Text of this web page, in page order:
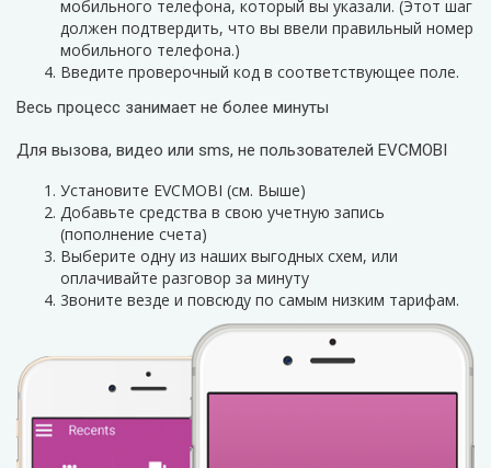
мобильного телефона, который вы указали. (Этот шаг
должен подтвердить, что вы ввели правильный номер
мобильного телефона.)
Введите проверочный код в соответствующее поле.
Весь процесс занимает не более минуты
Для вызова, видео или sms, не пользователей EVCMOBI
Установите EVCMOBI (см. Выше)
Добавьте средства в свою учетную запись
(пополнение счета)
Выберите одну из наших выгодных схем, или
оплачивайте разговор за минуту
3воните везде и повсюду по самым низким тарифам.